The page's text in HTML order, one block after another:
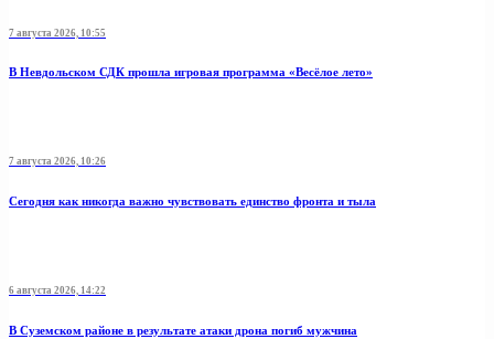
7 августа 2026, 10:55
В Невдольском СДК прошла игровая программа «Весёлое лето»
7 августа 2026, 10:26
Сегодня как никогда важно чувствовать единство фронта и тыла
6 августа 2026, 14:22
В Суземском районе в результате атаки дрона погиб мужчина